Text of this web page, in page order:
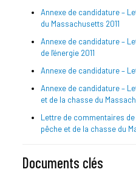
Annexe de candidature –
du Massachusetts 2011
Annexe de candidature –
de l'énergie 2011
Annexe de candidature –
Annexe de candidature –
et de la chasse du
Lettre de commentaires
pêche et de la chasse du
Documents clés